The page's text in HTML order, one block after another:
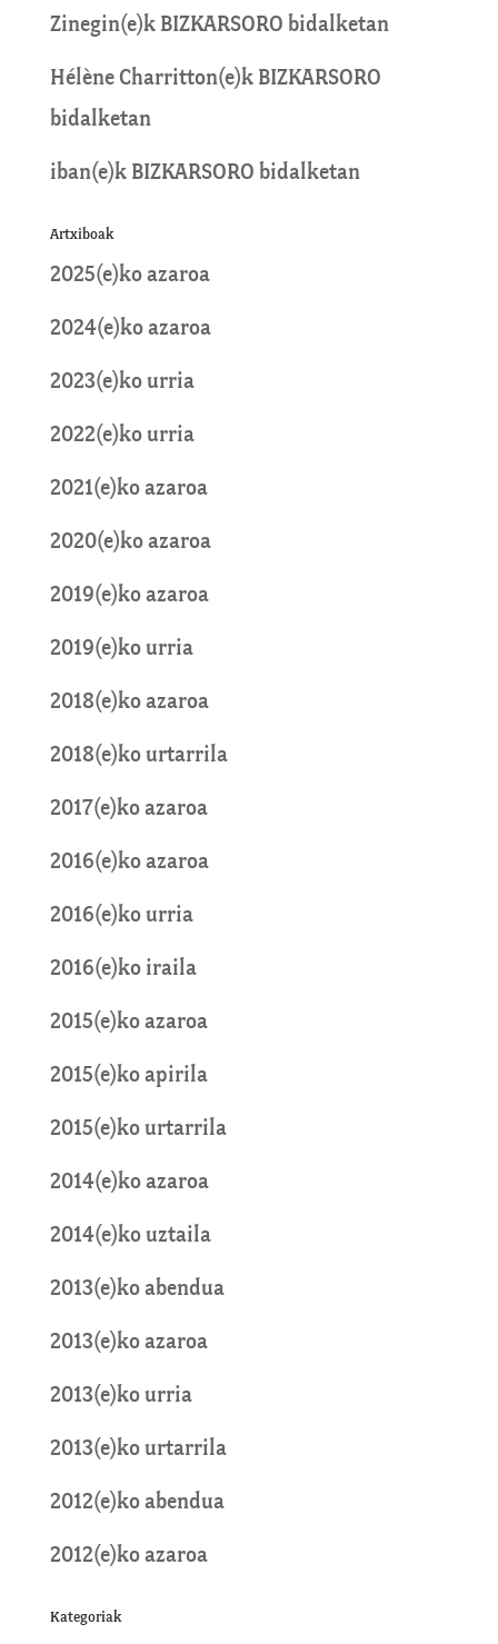
Zinegin(e)k BIZKARSORO bidalketan
Hélène Charritton(e)k BIZKARSORO
bidalketan
iban(e)k BIZKARSORO bidalketan
Artxiboak
2025(e)ko azaroa
2024(e)ko azaroa
2023(e)ko urria
2022(e)ko urria
2021(e)ko azaroa
2020(e)ko azaroa
2019(e)ko azaroa
2019(e)ko urria
2018(e)ko azaroa
2018(e)ko urtarrila
2017(e)ko azaroa
2016(e)ko azaroa
2016(e)ko urria
2016(e)ko iraila
2015(e)ko azaroa
2015(e)ko apirila
2015(e)ko urtarrila
2014(e)ko azaroa
2014(e)ko uztaila
2013(e)ko abendua
2013(e)ko azaroa
2013(e)ko urria
2013(e)ko urtarrila
2012(e)ko abendua
2012(e)ko azaroa
Kategoriak